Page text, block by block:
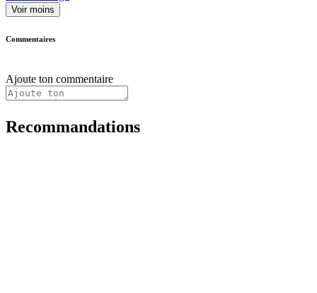
Voir moins
Commentaires
Ajoute ton commentaire
Recommandations